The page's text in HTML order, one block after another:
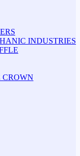
INDUSTRIES